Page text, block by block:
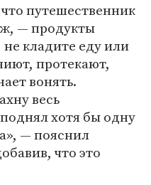
путешественник
— продукты
кладите еду или
протекают,
вонять.
весь
хотя бы одну
— пояснил
что это